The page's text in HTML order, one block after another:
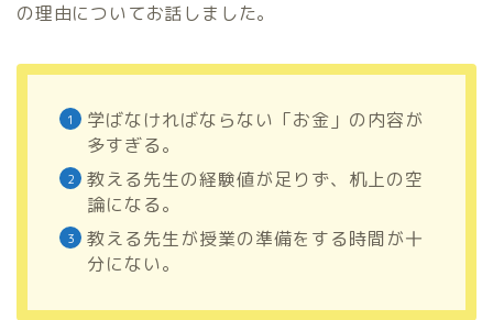
の理由についてお話しました。
学ばなければならない「お金」の内容が
多すぎる。
教える先生の経験値が足りず、机上の空
論になる。
教える先生が授業の準備をする時間が十
分にない。